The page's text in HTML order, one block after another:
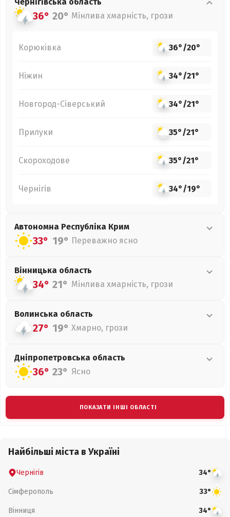
36° 20° Мінлива хмарність, грози
Корюківка 36°/20°
Ніжин 34°/21°
Новгород-Сіверський 34°/21°
Прилуки 35°/21°
Скороходове 35°/21°
Чернігів 34°/19°
Автономна Республіка Крим
33° 19° Переважно ясно
Вінницька область
34° 21° Мінлива хмарність, грози
Волинська область
27° 19° Хмарно, грози
Дніпропетровська область
36° 23° Ясно
ПОКАЗАТИ ІНШІ ОБЛАСТІ
Найбільші міста в Україні
Чернігів 34°
Сімферополь 33°
Вінниця 34°